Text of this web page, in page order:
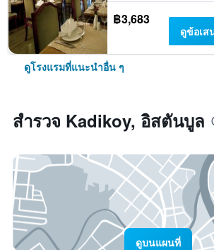
฿3,683
ดูข้อเส
ดูโรงแรมที่แนะนำอื่น ๆ
สำรวจ Kadikoy, อิสตันบูล
ดูบนแผนที่